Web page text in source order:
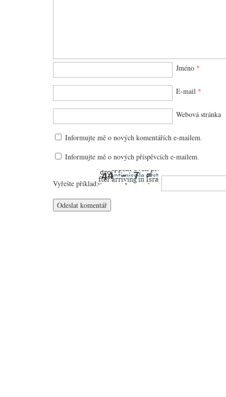
Jméno *
E-mail *
Webová stránka
Informujte mě o nových komentářích e-mailem.
Informujte mě o nových příspěvcích e-mailem.
Vyřešte příklad: